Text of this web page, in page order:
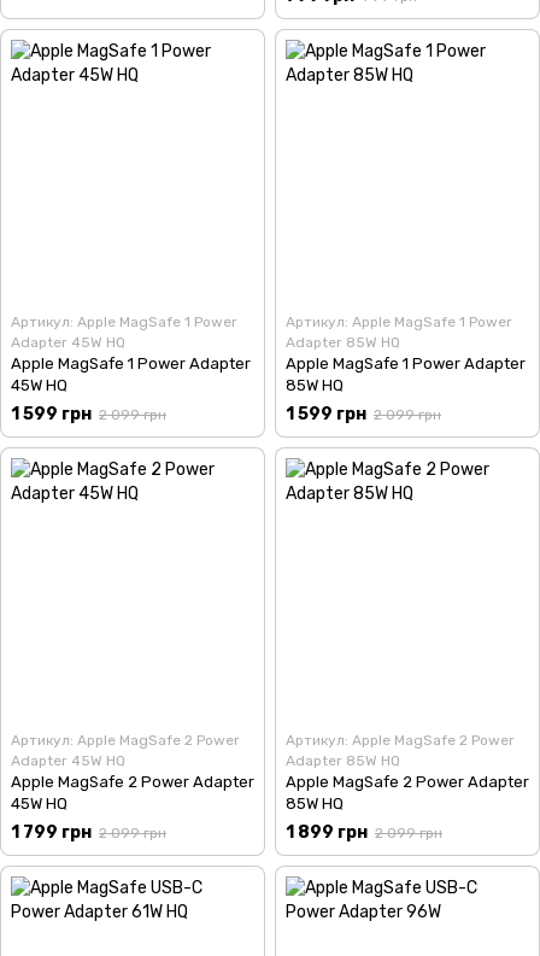
Артикул: Apple MagSafe 1 Power
Adapter 45W HQ
Apple MagSafe 1 Power Adapter
45W HQ
1 599 грн 2 099 грн
Артикул: Apple MagSafe 1 Power
Adapter 85W HQ
Apple MagSafe 1 Power Adapter
85W HQ
1 599 грн 2 099 грн
Артикул: Apple MagSafe 2 Power
Adapter 45W HQ
Apple MagSafe 2 Power Adapter
45W HQ
1 799 грн 2 099 грн
Артикул: Apple MagSafe 2 Power
Adapter 85W HQ
Apple MagSafe 2 Power Adapter
85W HQ
1 899 грн 2 099 грн